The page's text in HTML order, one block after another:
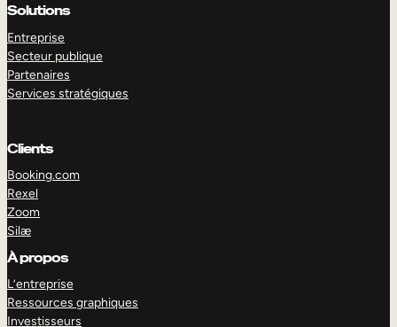
Solutions
Entreprise
Secteur publique
Partenaires
Services stratégiques
Clients
Booking.com
Rexel
Zoom
Silæ
À propos
L’entreprise
Ressources graphiques
Investisseurs